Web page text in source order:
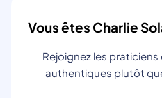
Vous êtes Charlie
Rejoignez les
authentiques plutôt